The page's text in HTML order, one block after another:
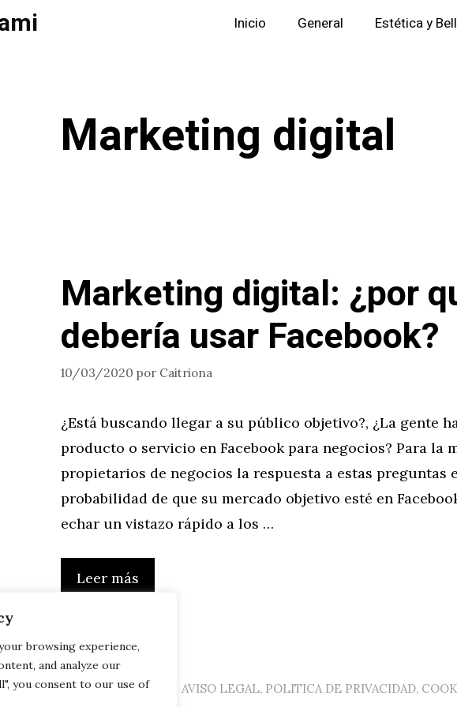
browsing experience,
and analyze our
you consent to our use of
Inicio General Estética y
Marketing digital
Marketing digital: ¿por
debería usar Facebook?
10/03/2020 por Caitriona
¿Está buscando llegar a su público objetivo?, ¿La gente
producto o servicio en Facebook para negocios? Para la
propietarios de negocios la respuesta a estas preguntas
probabilidad de que su mercado objetivo esté en
echar un vistazo rápido a los …
Leer más
AVISO LEGAL, POLITICA DE PRIVACIDAD,